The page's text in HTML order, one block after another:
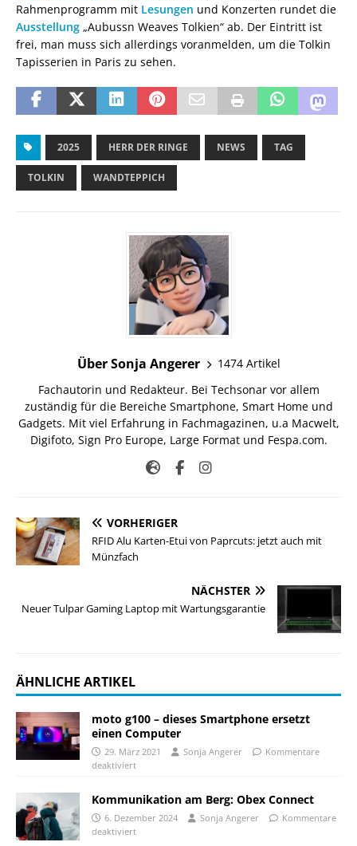
Rahmenprogramm mit Lesungen und Konzerten rundet die
Ausstellung „Aubussn Weaves Tolkien“ ab. Der Eintritt ist
frei, man muss sich allerdings voranmelden, um die Tolkin
Tapisserien in Paris zu sehen.
2025 HERR DER RINGE NEWS TAG
TOLKIN WANDTEPPICH
Über Sonja Angerer
1474 Artikel
Fachautorin und Redakteur. Bei Techsonar vor allem
zuständig für die Bereiche Smartphone, Smart Home und
Gadgets. Mit viel Erfahrung in Fachmagazinen, u.a Macwelt,
Digifoto, Sign Pro Europe, Large Format und Fespa.com.
VORHERIGER
RFID Alu Karten-Etui von Paprcuts: jetzt auch mit
Münzfach
NÄCHSTER
Neuer Tulpar Gaming Laptop mit Wartungsgarantie
ÄHNLICHE ARTIKEL
moto g100 – dieses Smartphone ersetzt
einen Computer
29. März 2021 Sonja Angerer
Kommentare
deaktiviert
Kommunikation am Berg: Obex Connect
6. Dezember 2024 Sonja Angerer
Kommentare
deaktiviert